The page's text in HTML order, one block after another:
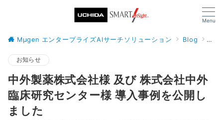
Menu
Mµgen エンタープライズAIサーチソリューション Blog お
お知らせ
中外製薬株式会社様 及び 株式会社中外
臨床研究センター様 導入事例を公開し
ました